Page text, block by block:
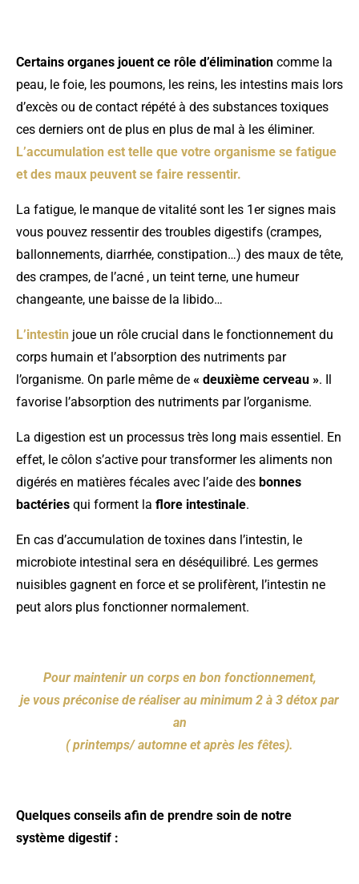
Certains organes jouent ce rôle d’élimination comme la
peau, le foie, les poumons, les reins, les intestins mais lors
d’excès ou de contact répété à des substances toxiques
ces derniers ont de plus en plus de mal à les éliminer.
L’accumulation est telle que votre organisme se fatigue
et des maux peuvent se faire ressentir.
La fatigue, le manque de vitalité sont les 1er signes mais
vous pouvez ressentir des troubles digestifs (crampes,
ballonnements, diarrhée, constipation…) des maux de tête,
des crampes, de l’acné , un teint terne, une humeur
changeante, une baisse de la libido…
L’intestin joue un rôle crucial dans le fonctionnement du
corps humain et l’absorption des nutriments par
l’organisme. On parle même de « deuxième cerveau ». Il
favorise l’absorption des nutriments par l’organisme.
La digestion est un processus très long mais essentiel. En
effet, le côlon s’active pour transformer les aliments non
digérés en matières fécales avec l’aide des bonnes
bactéries qui forment la flore intestinale.
En cas d’accumulation de toxines dans l’intestin, le
microbiote intestinal sera en déséquilibré. Les germes
nuisibles gagnent en force et se prolifèrent, l’intestin ne
peut alors plus fonctionner normalement.
Pour maintenir un corps en bon fonctionnement,
je vous préconise de réaliser au minimum 2 à 3 détox par
an
( printemps/ automne et après les fêtes).
Quelques conseils afin de prendre soin de notre
système digestif :